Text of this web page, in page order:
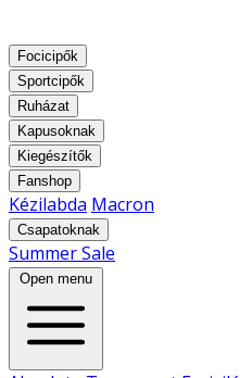
Focicipők
Sportcipők
Ruházat
Kapusoknak
Kiegészítők
Fanshop
Kézilabda Macron
Csapatoknak
Summer Sale
Open menu